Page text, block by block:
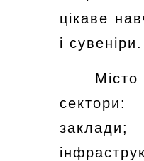
цікаве
і сувеніри.
заклади;